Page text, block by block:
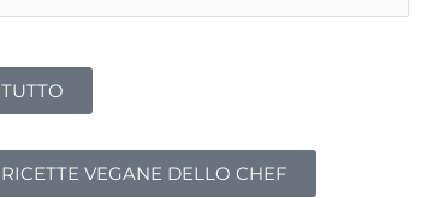
TUTTO
RICETTE VEGANE DELLO CHEF